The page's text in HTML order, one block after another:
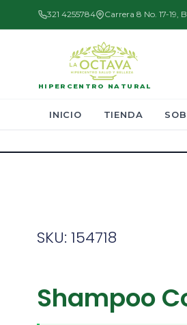
321 4255784 Carrera 8 No. 17-19,
HIPERCENTRO NATURAL
INICIO TIENDA
SKU: 154718
Shampoo